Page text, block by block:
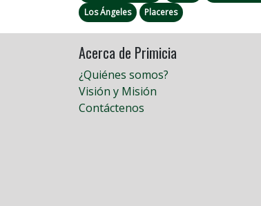
Los Ángeles
Placeres
Acerca de Primicia
¿Quiénes somos?
Visión y Misión
Contáctenos